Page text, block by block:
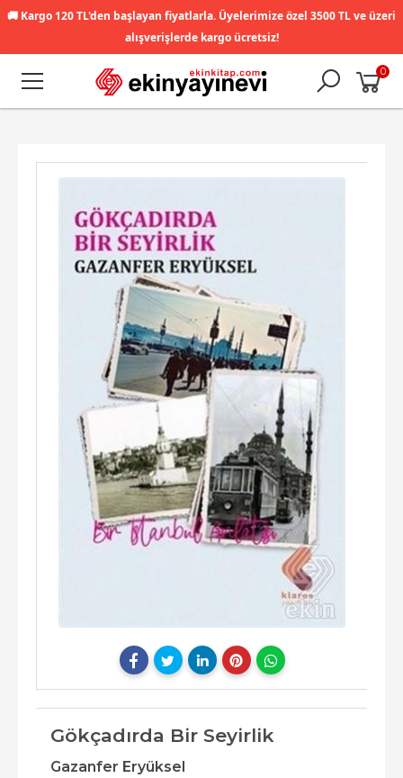
🚚 Kargo 120 TL'den başlayan fiyatlarla. Üyelerimize özel 3500 TL ve üzeri
alışverişlerde kargo ücretsiz!
0
Gökçadırda Bir Seyirlik
Gazanfer Eryüksel